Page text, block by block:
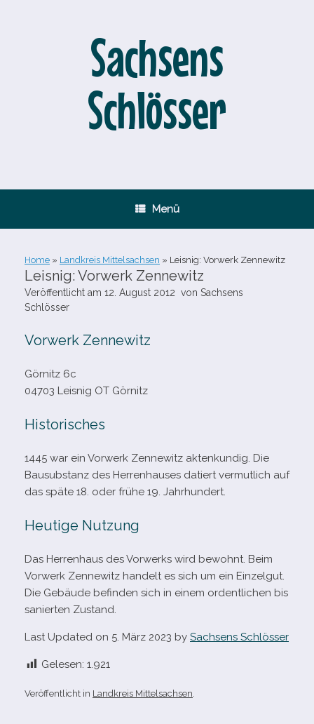
Sachsens
Schlösser
Menü
Home » Landkreis Mittelsachsen » Leisnig: Vorwerk Zennewitz
Leisnig: Vorwerk Zennewitz
Veröffentlicht am 12. August 2012 von Sachsens
Schlösser
Vorwerk Zennewitz
Görnitz 6c
04703 Leisnig OT Görnitz
Historisches
1445 war ein Vorwerk Zennewitz akten­kun­dig. Die
Bausubstanz des Herrenhauses datiert ver­mut­lich auf
das späte 18. oder frühe 19. Jahrhundert.
Heutige Nutzung
Das Herrenhaus des Vorwerks wird bewohnt. Beim
Vorwerk Zennewitz han­delt es sich um ein Einzelgut.
Die Gebäude befin­den sich in einem ordent­li­chen bis
sanier­ten Zustand.
Last Updated on 5. März 2023 by Sachsens Schlösser
Gelesen: 1.921
Veröffentlicht in Landkreis Mittelsachsen